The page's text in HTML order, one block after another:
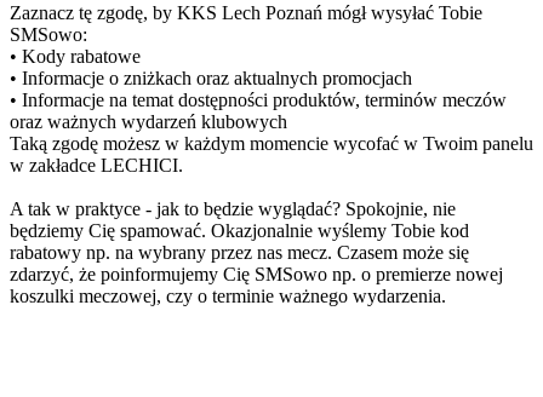
Zaznacz tę zgodę, by KKS Lech Poznań mógł wysyłać Tobie
SMSowo:
• Kody rabatowe
• Informacje o zniżkach oraz aktualnych promocjach
• Informacje na temat dostępności produktów, terminów meczów
oraz ważnych wydarzeń klubowych
Taką zgodę możesz w każdym momencie wycofać w Twoim panelu
w zakładce LECHICI.
A tak w praktyce - jak to będzie wyglądać? Spokojnie, nie
będziemy Cię spamować. Okazjonalnie wyślemy Tobie kod
rabatowy np. na wybrany przez nas mecz. Czasem może się
zdarzyć, że poinformujemy Cię SMSowo np. o premierze nowej
koszulki meczowej, czy o terminie ważnego wydarzenia.